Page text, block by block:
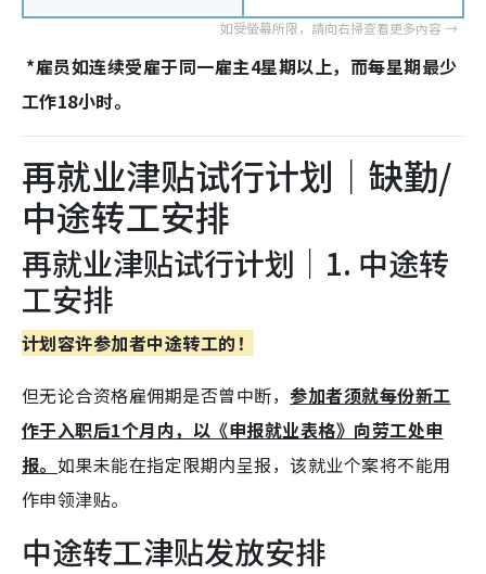
*雇员如连续受雇于同一雇主4星期以上，而每星期最少
工作18小时。
再就业津贴试行计划｜缺勤/
中途转工安排
再就业津贴试行计划｜1. 中途转
工安排
计划容许参加者中途转工的！
但无论合资格雇佣期是否曾中断，参加者须就每份新工
作于入职后1个月内，以《申报就业表格》向劳工处申
报。 如果未能在指定限期内呈报，该就业个案将不能用
作申领津贴。
中途转工津贴发放安排